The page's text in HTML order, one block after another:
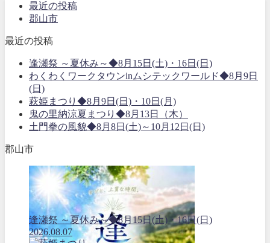
最近の投稿
郡山市
最近の投稿
逢瀬祭 ～夏休み～◆8月15日(土)・16日(日)
わくわくワークタウンinムシテックワールド◆8月9日
(日)
萩姫まつり◆8月9日(日)・10日(月)
鬼の里納涼夏まつり◆8月13日（木）
土門拳の風貌◆8月8日(土)～10月12日(日)
郡山市
逢瀬祭 ～夏休み～◆8月15日(土)・16日(日)
2026.08.07